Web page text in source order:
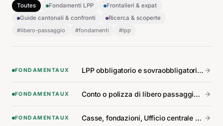
Toutes Fondamenti LPP
Frontalieri & expat
Guide cantonali & confronti
Ricerca & scoperte
#libero-passaggio #fondamenti #lpp
FONDAMENTAUX LPP obbligatorio e sovraobbligatorio: la differenza che tutti confondono.
FONDAMENTAUX Conto o polizza di libero passaggio: scegliere tra i due.
FONDAMENTAUX Casse, fondazioni, Ufficio centrale del 2° pilastro: chi fa cosa.